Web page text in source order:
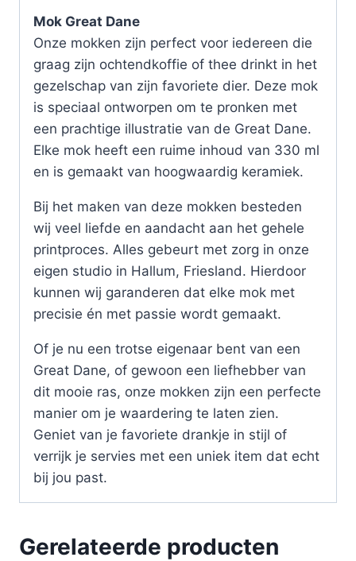
Mok Great Dane
Onze mokken zijn perfect voor iedereen die
graag zijn ochtendkoffie of thee drinkt in het
gezelschap van zijn favoriete dier. Deze mok
is speciaal ontworpen om te pronken met
een prachtige illustratie van de Great Dane.
Elke mok heeft een ruime inhoud van 330 ml
en is gemaakt van hoogwaardig keramiek.
Bij het maken van deze mokken besteden
wij veel liefde en aandacht aan het gehele
printproces. Alles gebeurt met zorg in onze
eigen studio in Hallum, Friesland. Hierdoor
kunnen wij garanderen dat elke mok met
precisie én met passie wordt gemaakt.
Of je nu een trotse eigenaar bent van een
Great Dane, of gewoon een liefhebber van
dit mooie ras, onze mokken zijn een perfecte
manier om je waardering te laten zien.
Geniet van je favoriete drankje in stijl of
verrijk je servies met een uniek item dat echt
bij jou past.
Gerelateerde producten